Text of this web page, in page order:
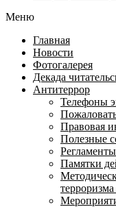
Меню
Главная
Новости
Фотогалерея
Декада
Антитеррор
Телефоны
Правовая
Полезные
Памятки